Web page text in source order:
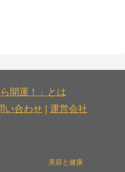
ら開運！」とは
い合わせ 運営会社
美容と健康